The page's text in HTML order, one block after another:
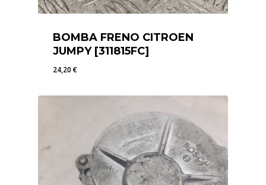
BOMBA FRENO CITROEN
JUMPY [311815FC]
24,20€